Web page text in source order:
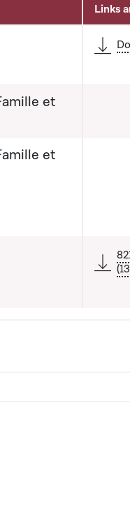
Links
et
de la liste qui précède
et